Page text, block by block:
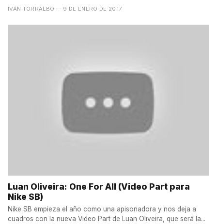
IVÁN TORRALBO — 9 DE ENERO DE 2017
Luan Oliveira: One For All (Video Part para
Nike SB)
Nike SB empieza el año como una apisonadora y nos deja a
cuadros con la nueva Video Part de Luan Oliveira, que será la...